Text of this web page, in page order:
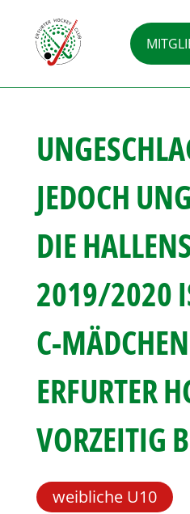
JEDOCH
DIE
2019/2020
C-
ERFURTER
VORZEITIG
weibliche U10